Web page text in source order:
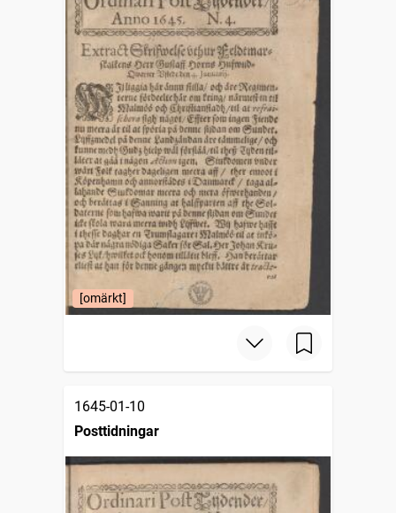
[omärkt]
1645-01-10
Posttidningar